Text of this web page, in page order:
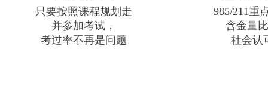
只要按照课程规划走
并参加考试，
考过率不再是问题
985/211重
含金量
社会认